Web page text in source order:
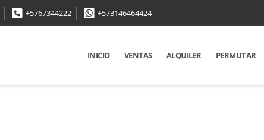
+5767344222 +573146464424
INICIO VENTAS ALQUILER PERMUTAR